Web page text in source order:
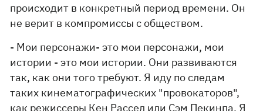
происходит в конкретный период времени. Он
не верит в компромиссы с обществом.
- Мои персонажи- это мои персонажи, мои
истории - это мои истории. Они развиваются
так, как они того требуют. Я иду по следам
таких кинематографических "провокаторов",
как режиссеры Кен Рассел или Сэм Пекинпа. Я